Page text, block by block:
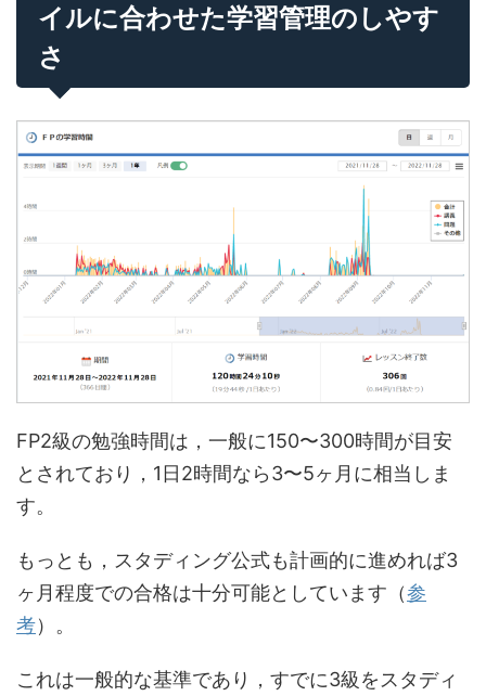
イルに合わせた学習管理のしやす
さ
FP2級の勉強時間は，一般に150〜300時間が目安
とされており，1日2時間なら3〜5ヶ月に相当しま
す。
もっとも，スタディング公式も計画的に進めれば3
ヶ月程度での合格は十分可能としています（参
考）。
これは一般的な基準であり，すでに3級をスタディ